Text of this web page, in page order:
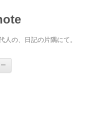
人の、日記の片隅にて。